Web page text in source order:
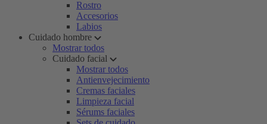
Rostro
Accesorios
Labios
Cuidado hombre
Mostrar todos
Cuidado facial
Mostrar todos
Antienvejecimiento
Cremas faciales
Limpieza facial
Sérums faciales